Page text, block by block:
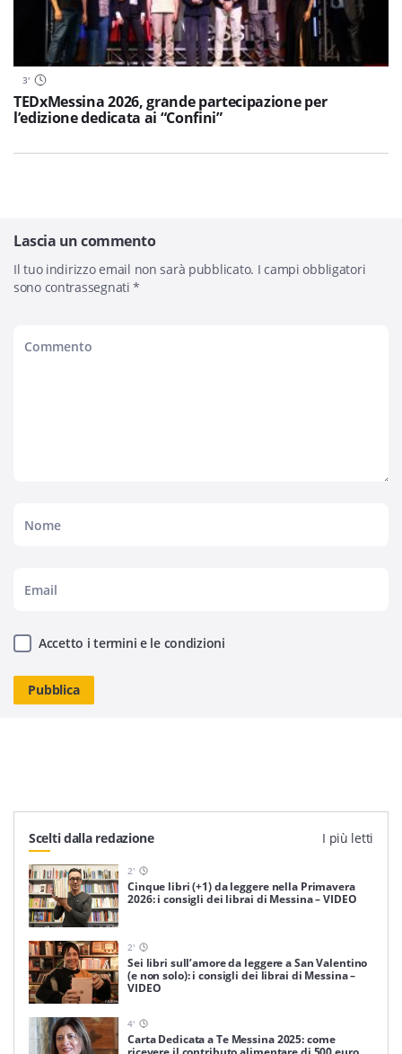
3'
TEDxMessina 2026, grande partecipazione per
l’edizione dedicata ai “Confini”
Lascia un commento
Il tuo indirizzo email non sarà pubblicato. I campi obbligatori
sono contrassegnati*
Accetto i termini e le condizioni
Scelti dalla redazione I più letti
2'
Cinque libri (+1) da leggere nella Primavera
2026: i consigli dei librai di Messina – VIDEO
2'
Sei libri sull’amore da leggere a San Valentino
(e non solo): i consigli dei librai di Messina –
VIDEO
4'
Carta Dedicata a Te Messina 2025: come